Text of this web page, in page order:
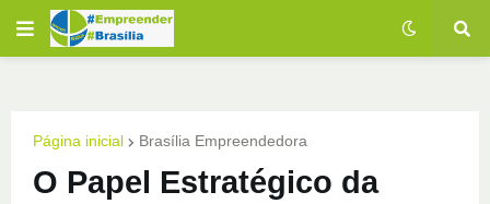
Página inicial Brasília Empreendedora
O Papel Estratégico da